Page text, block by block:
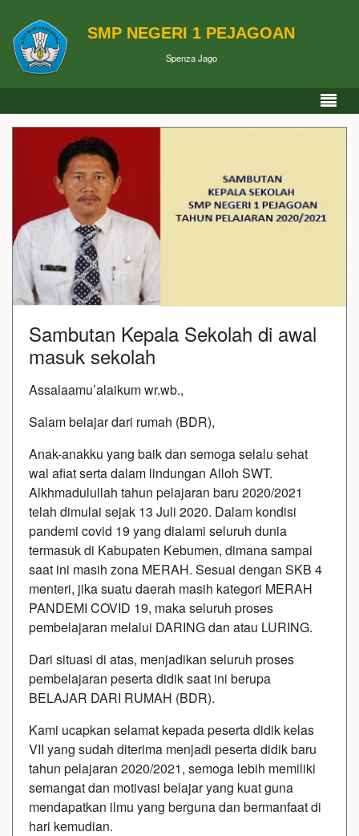
SMP NEGERI 1 PEJAGOAN
Spenza Jago
Sambutan Kepala Sekolah di awal
masuk sekolah
Assalaamu’alaikum wr.wb.,
Salam belajar dari rumah (BDR),
Anak-anakku yang baik dan semoga selalu sehat
wal afiat serta dalam lindungan Alloh SWT.
Alkhmadulullah tahun pelajaran baru 2020/2021
telah dimulai sejak 13 Juli 2020. Dalam kondisi
pandemi covid 19 yang dialami seluruh dunia
termasuk di Kabupaten Kebumen, dimana sampai
saat ini masih zona MERAH. Sesuai dengan SKB 4
menteri, jika suatu daerah masih kategori MERAH
PANDEMI COVID 19, maka seluruh proses
pembelajaran melalui DARING dan atau LURING.
Dari situasi di atas, menjadikan seluruh proses
pembelajaran peserta didik saat ini berupa
BELAJAR DARI RUMAH (BDR).
Kami ucapkan selamat kepada peserta didik kelas
VII yang sudah diterima menjadi peserta didik baru
tahun pelajaran 2020/2021, semoga lebih memiliki
semangat dan motivasi belajar yang kuat guna
mendapatkan ilmu yang berguna dan bermanfaat di
hari kemudian.